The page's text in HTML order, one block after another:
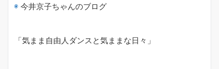
◉ 今井京子ちゃんのブログ
「気まま自由人ダンスと気ままな日々」